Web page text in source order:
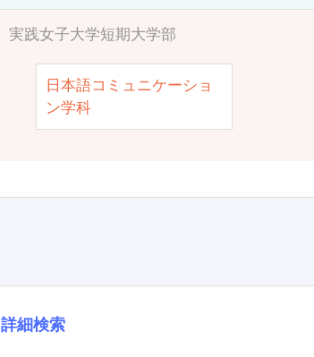
実践女子大学短期大学部
日本語コミュニケーショ
ン学科
詳細検索